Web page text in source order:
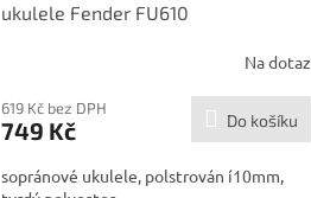
ukulele Fender FU610
Na dotaz
619 Kč bez DPH
749 Kč Do košíku
sopránové ukulele, polstrován í10mm,